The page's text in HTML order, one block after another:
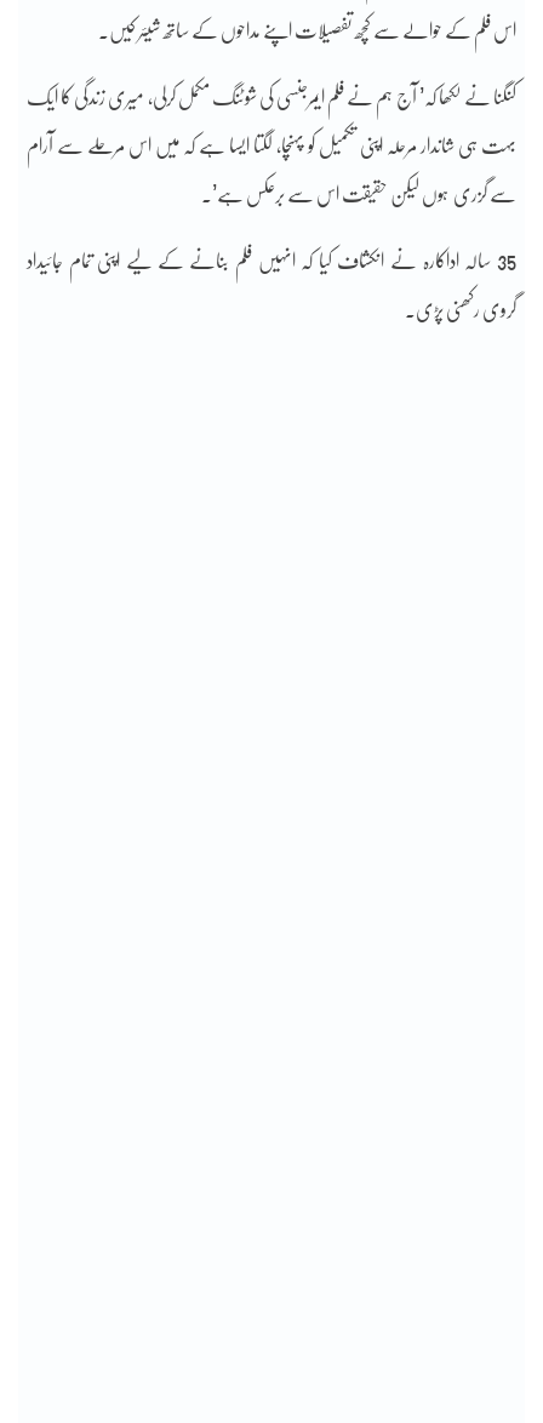
اس فلم کے حوالے سے کچھ تفصیلات اپنے مداحوں کے ساتھ شیئر کیں۔
کنگنا نے لکھا کہ’ آج ہم نے فلم ایمرجنسی کی شوٹنگ مکمل کرلی، میری زندگی کا ایک
بہت ہی شاندار مرحلہ اپنی تکمیل کو پہنچا، لگتا ایسا ہے کہ میں اس مرحلے سے آرام
سے گزری ہوں لیکن حقیقت اس سے برعکس ہے’۔
35 سالہ اداکارہ نے انکشاف کیا کہ انہیں فلم بنانے کے لیے اپنی تمام جائیداد
گروی رکھنی پڑی۔